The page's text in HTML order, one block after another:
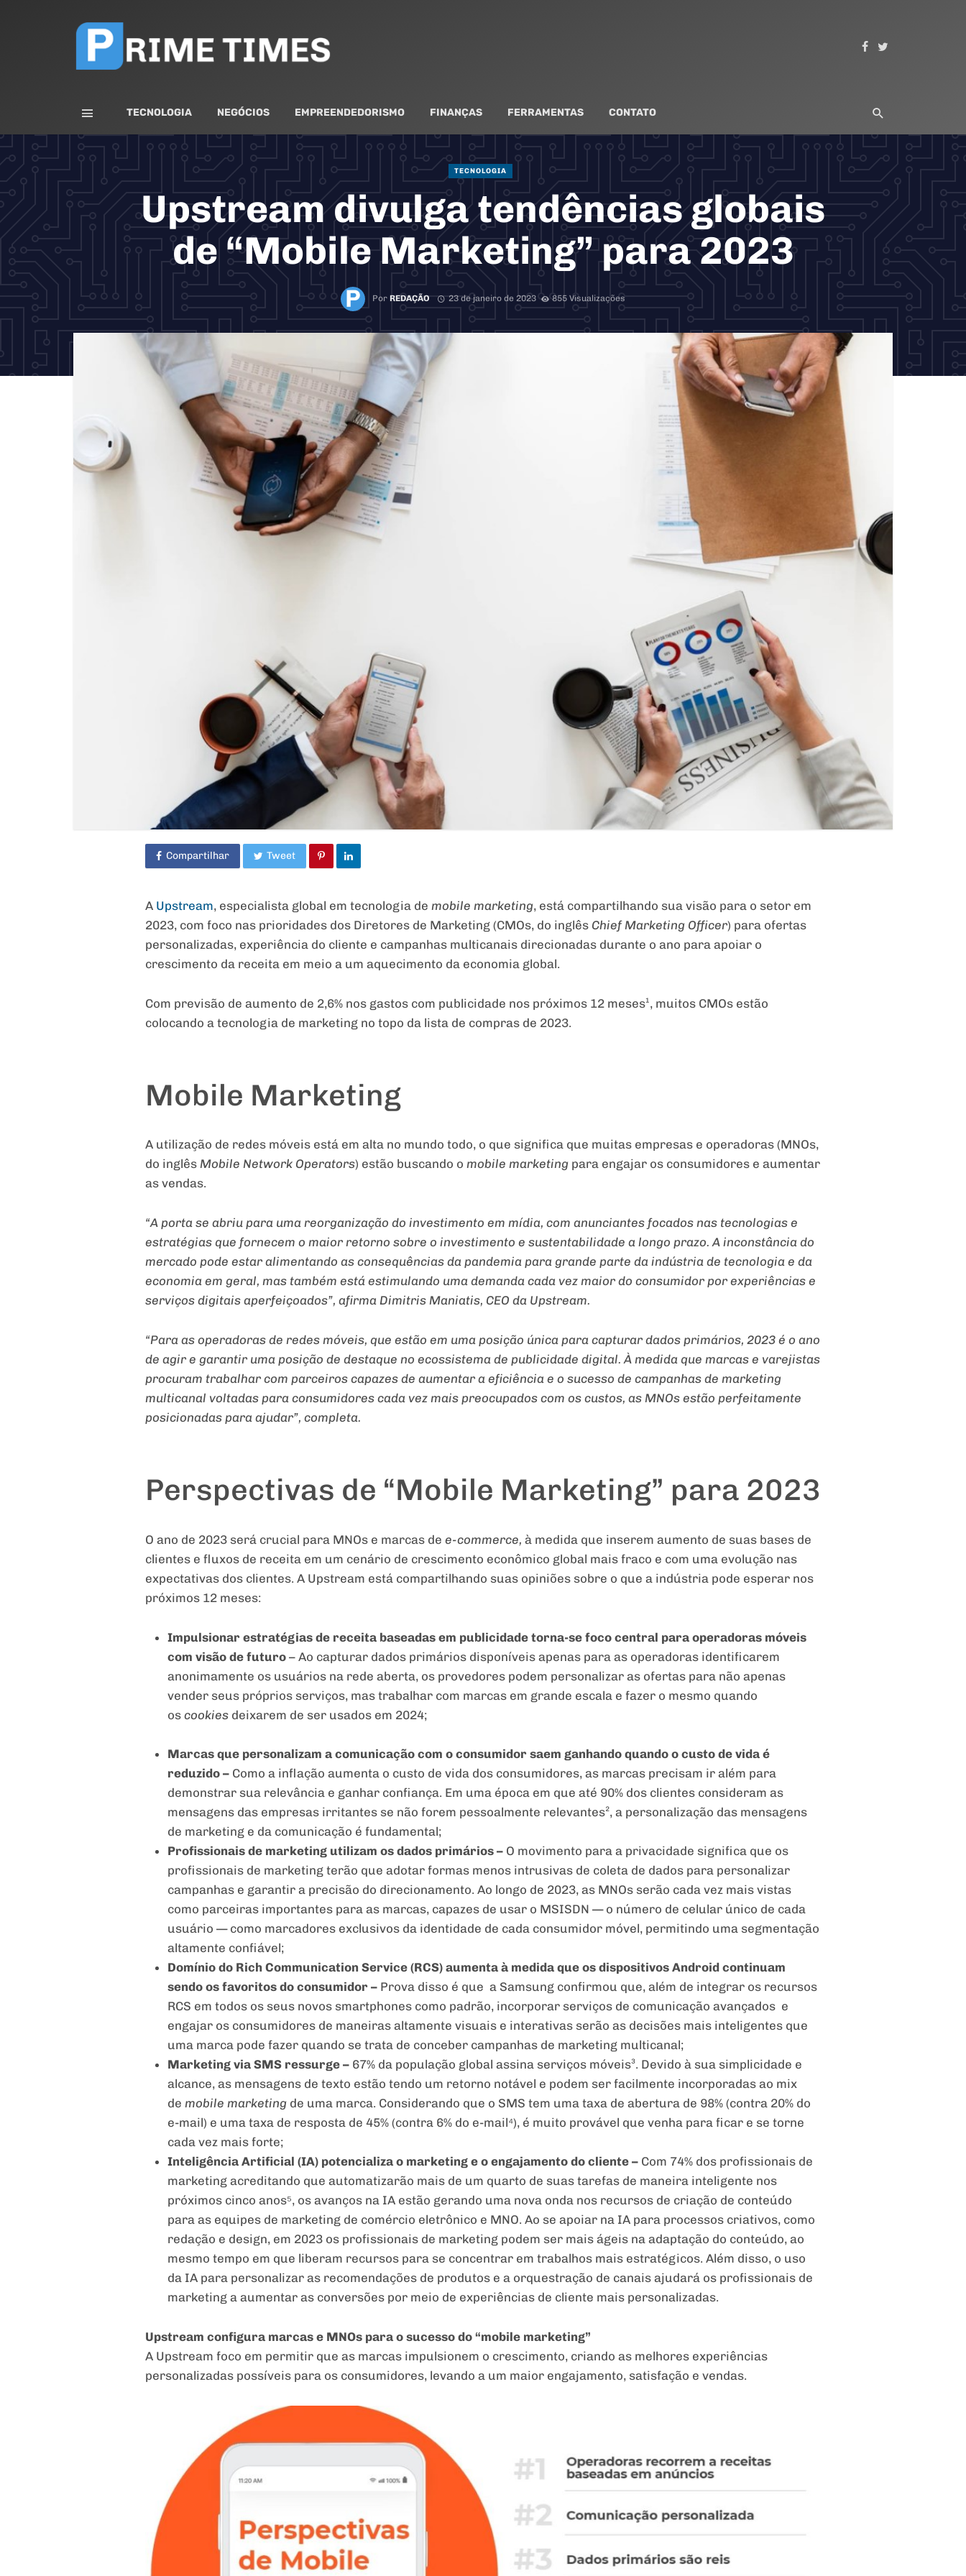
TECNOLOGIA NEGÓCIOS EMPREENDEDORISMO FINANÇAS FERRAMENTAS CONTATO
TECNOLOGIA
Upstream divulga tendências globais
de “Mobile Marketing” para 2023
Por REDAÇÃO 23 de janeiro de 2023 855 Visualizações
Compartilhar Tweet
A Upstream, especialista global em tecnologia de mobile marketing, está compartilhando sua visão para o setor em
2023, com foco nas prioridades dos Diretores de Marketing (CMOs, do inglês Chief Marketing Officer) para ofertas
personalizadas, experiência do cliente e campanhas multicanais direcionadas durante o ano para apoiar o
crescimento da receita em meio a um aquecimento da economia global.
Com previsão de aumento de 2,6% nos gastos com publicidade nos próximos 12 meses¹, muitos CMOs estão
colocando a tecnologia de marketing no topo da lista de compras de 2023.
Mobile Marketing
A utilização de redes móveis está em alta no mundo todo, o que significa que muitas empresas e operadoras (MNOs,
do inglês Mobile Network Operators) estão buscando o mobile marketing para engajar os consumidores e aumentar
as vendas.
“A porta se abriu para uma reorganização do investimento em mídia, com anunciantes focados nas tecnologias e
estratégias que fornecem o maior retorno sobre o investimento e sustentabilidade a longo prazo. A inconstância do
mercado pode estar alimentando as consequências da pandemia para grande parte da indústria de tecnologia e da
economia em geral, mas também está estimulando uma demanda cada vez maior do consumidor por experiências e
serviços digitais aperfeiçoados”, afirma Dimitris Maniatis, CEO da Upstream.
“Para as operadoras de redes móveis, que estão em uma posição única para capturar dados primários, 2023 é o ano
de agir e garantir uma posição de destaque no ecossistema de publicidade digital. À medida que marcas e varejistas
procuram trabalhar com parceiros capazes de aumentar a eficiência e o sucesso de campanhas de marketing
multicanal voltadas para consumidores cada vez mais preocupados com os custos, as MNOs estão perfeitamente
posicionadas para ajudar”, completa.
Perspectivas de “Mobile Marketing” para 2023
O ano de 2023 será crucial para MNOs e marcas de e-commerce, à medida que inserem aumento de suas bases de
clientes e fluxos de receita em um cenário de crescimento econômico global mais fraco e com uma evolução nas
expectativas dos clientes. A Upstream está compartilhando suas opiniões sobre o que a indústria pode esperar nos
próximos 12 meses:
Impulsionar estratégias de receita baseadas em publicidade torna-se foco central para operadoras móveis
com visão de futuro– Ao capturar dados primários disponíveis apenas para as operadoras identificarem
anonimamente os usuários na rede aberta, os provedores podem personalizar as ofertas para não apenas
vender seus próprios serviços, mas trabalhar com marcas em grande escala e fazer o mesmo quando
os cookiesdeixarem de ser usados em 2024;
Marcas que personalizam a comunicação com o consumidor saem ganhando quando o custo de vida é
reduzido – Como a inflação aumenta o custo de vida dos consumidores, as marcas precisam ir além para
demonstrar sua relevância e ganhar confiança. Em uma época em que até 90% dos clientes consideram as
mensagens das empresas irritantes se não forem pessoalmente relevantes², a personalização das mensagens
de marketing e da comunicação é fundamental;
Profissionais de marketing utilizam os dados primários –O movimento para a privacidade significa que os
profissionais de marketing terão que adotar formas menos intrusivas de coleta de dados para personalizar
campanhas e garantir a precisão do direcionamento. Ao longo de 2023, as MNOs serão cada vez mais vistas
como parceiras importantes para as marcas, capazes de usar o MSISDN — o número de celular único de cada
usuário — como marcadores exclusivos da identidade de cada consumidor móvel, permitindo uma segmentação
altamente confiável;
Domínio do Rich Communication Service (RCS) aumenta à medida que os dispositivos Android continuam
sendo os favoritos do consumidor –Prova disso é que a Samsung confirmou que, além de integrar os recursos
RCS em todos os seus novos smartphones como padrão, incorporar serviços de comunicação avançados e
engajar os consumidores de maneiras altamente visuais e interativas serão as decisões mais inteligentes que
uma marca pode fazer quando se trata de conceber campanhas de marketing multicanal;
Marketing via SMS ressurge –67% da população global assina serviços móveis³. Devido à sua simplicidade e
alcance, as mensagens de texto estão tendo um retorno notável e podem ser facilmente incorporadas ao mix
de mobile marketingde uma marca. Considerando que o SMS tem uma taxa de abertura de 98% (contra 20% do
e-mail) e uma taxa de resposta de 45% (contra 6% do e-mail⁴), é muito provável que venha para ficar e se torne
cada vez mais forte;
Inteligência Artificial (IA) potencializa o marketing e o engajamento do cliente – Com 74% dos profissionais de
marketing acreditando que automatizarão mais de um quarto de suas tarefas de maneira inteligente nos
próximos cinco anos⁵, os avanços na IA estão gerando uma nova onda nos recursos de criação de conteúdo
para as equipes de marketing de comércio eletrônico e MNO. Ao se apoiar na IA para processos criativos, como
redação e design, em 2023 os profissionais de marketing podem ser mais ágeis na adaptação do conteúdo, ao
mesmo tempo em que liberam recursos para se concentrar em trabalhos mais estratégicos. Além disso, o uso
da IA para personalizar as recomendações de produtos e a orquestração de canais ajudará os profissionais de
marketing a aumentar as conversões por meio de experiências de cliente mais personalizadas.
Upstream configura marcas e MNOs para o sucesso do “mobile marketing”
A Upstream foco em permitir que as marcas impulsionem o crescimento, criando as melhores experiências
personalizadas possíveis para os consumidores, levando a um maior engajamento, satisfação e vendas.